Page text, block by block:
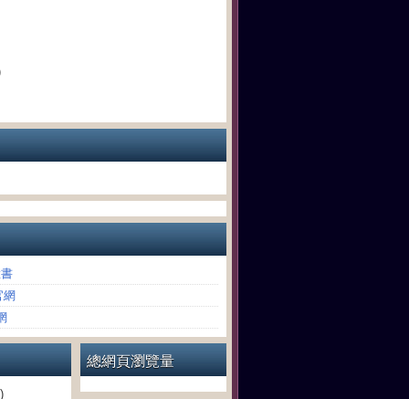
網
總網頁瀏覽量